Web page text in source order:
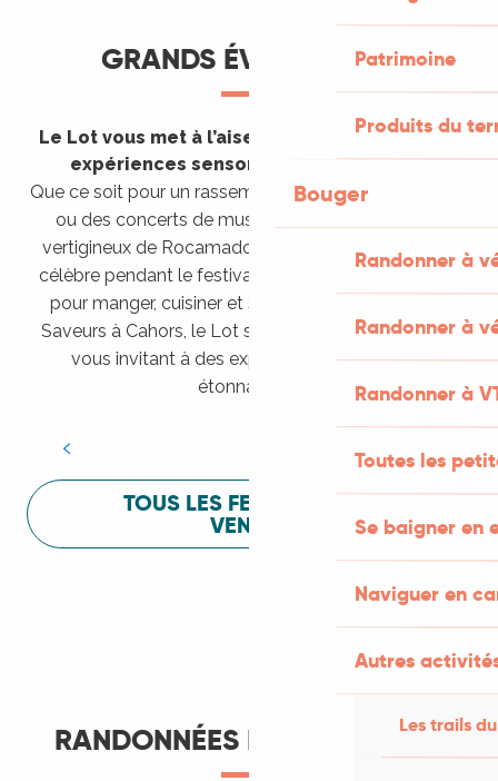
Patrimoine
Produits du
Bouger
Randonner à
Randonner à
Randonner à
Toutes les
Se baigner en
Naviguer en
Autres
Les trails
GRANDS ÉVÈNEMENTS
Le Lot vous met à l’aise en vous invitant à des
expériences sensorielles étonnantes !
Que ce soit pour un rassemblement de montgolfières
ou des concerts de musique sacrée dans le site
vertigineux de Rocamadour, pour écouter un opéra
célèbre pendant le festival de Saint-Céré ou encore
pour manger, cuisiner et s’amuser pendant Lot of
Saveurs à Cahors, le Lot sait vous mettre à l’aise en
vous invitant à des expériences sensorielles
étonnantes !
Festival Lot of Saveurs
TOUS LES FESTIVALS À
VENIR
RANDONNÉES ET ITINÉRANCE